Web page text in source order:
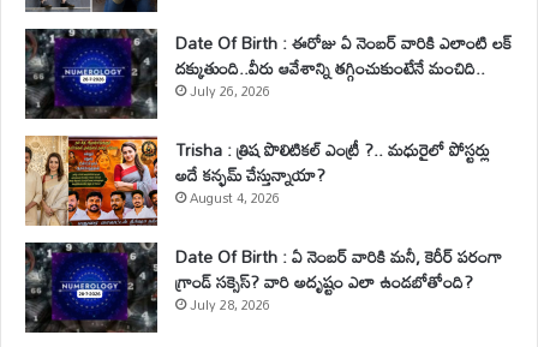
Date Of Birth : ఈరోజు ఏ నెంబర్ వారికి ఎలాంటి లక్
దక్కుతుంది..వీరు ఆవేశాన్ని తగ్గించుకుంటేనే మంచిది..
July 26, 2026
Trisha : త్రిష పొలిటికల్ ఎంట్రీ ?.. మధురైలో పోస్టర్లు
అదే కన్ఫమ్ చేస్తున్నాయా?
August 4, 2026
Date Of Birth : ఏ నెంబర్ వారికి మనీ, కెరీర్ పరంగా
గ్రాండ్ సక్సెస్? వారి అదృష్టం ఎలా ఉండబోతోంది?
July 28, 2026